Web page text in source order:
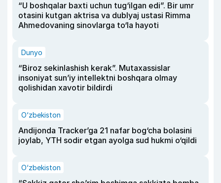
“U boshqalar baxti uchun tug‘ilgan edi”. Bir umr
otasini kutgan aktrisa va dublyaj ustasi Rimma
Ahmedovaning sinovlarga to‘la hayoti
Dunyo
“Biroz sekinlashish kerak”. Mutaxassislar
insoniyat sun’iy intellektni boshqara olmay
qolishidan xavotir bildirdi
O‘zbekiston
Andijonda Tracker’ga 21 nafar bog‘cha bolasini
joylab, YTH sodir etgan ayolga sud hukmi o‘qildi
O‘zbekiston